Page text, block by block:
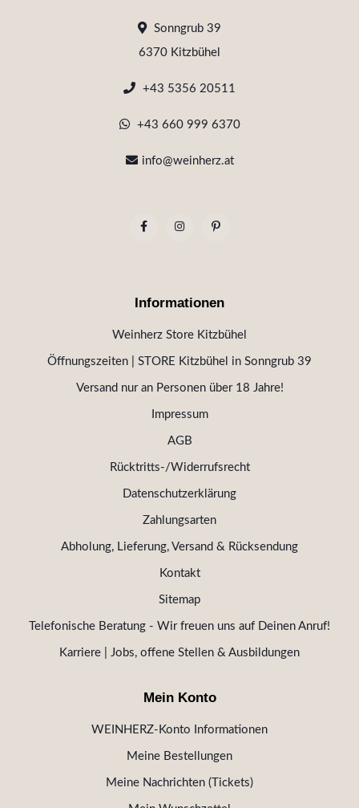
Sonngrub 39
6370 Kitzbühel
+43 5356 20511
+43 660 999 6370
info@weinherz.at
Informationen
Weinherz Store Kitzbühel
Öffnungszeiten | STORE Kitzbühel in Sonngrub 39
Versand nur an Personen über 18 Jahre!
Impressum
AGB
Rücktritts-/Widerrufsrecht
Datenschutzerklärung
Zahlungsarten
Abholung, Lieferung, Versand & Rücksendung
Kontakt
Sitemap
Telefonische Beratung - Wir freuen uns auf Deinen Anruf!
Karriere | Jobs, offene Stellen & Ausbildungen
Mein Konto
WEINHERZ-Konto Informationen
Meine Bestellungen
Meine Nachrichten (Tickets)